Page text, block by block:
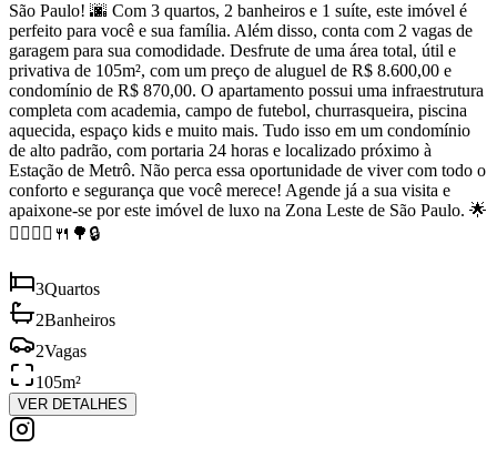
São Paulo! 🌆 Com 3 quartos, 2 banheiros e 1 suíte, este imóvel é
perfeito para você e sua família. Além disso, conta com 2 vagas de
garagem para sua comodidade. Desfrute de uma área total, útil e
privativa de 105m², com um preço de aluguel de R$ 8.600,00 e
condomínio de R$ 870,00. O apartamento possui uma infraestrutura
completa com academia, campo de futebol, churrasqueira, piscina
aquecida, espaço kids e muito mais. Tudo isso em um condomínio
de alto padrão, com portaria 24 horas e localizado próximo à
Estação de Metrô. Não perca essa oportunidade de viver com todo o
conforto e segurança que você merece! Agende já a sua visita e
apaixone-se por este imóvel de luxo na Zona Leste de São Paulo. 🌟
🏊‍♂️🏋️‍♂️🍴🌳🔒
3Quartos
2Banheiros
2Vagas
105m²
VER DETALHES